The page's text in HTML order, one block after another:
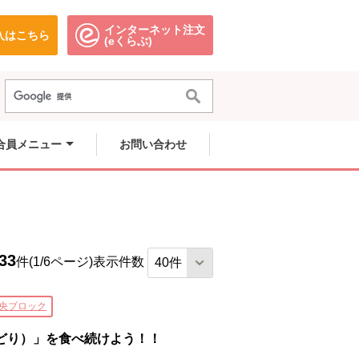
はこちら
のウィンドウで開きます。
インターネット注文
(eくらぶ)別のウィンドウで開きます。
員メニュー お問い合わせ
件(1/6ページ)表示件数
ブロック
）」を食べ続けよう！！